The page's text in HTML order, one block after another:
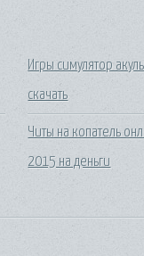
Игры симулятор
скачать
Читы на копатель
2015 на деньги